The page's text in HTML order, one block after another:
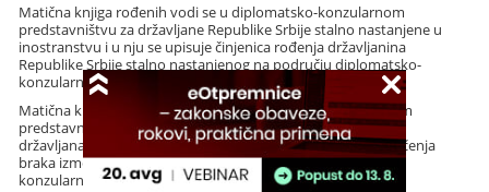
Matična knjiga rođenih vodi se u diplomatsko-konzularnom
predstavništvu za državljane Republike Srbije stalno nastanjene u
inostranstvu i u nju se upisuje činjenica rođenja državljanina
Republike Srbije stalno nastanjenog na području diplomatsko-
konzularnog predstavništva.
Matična knjiga venčanih vodi se u diplomatsko-konzularnom
predstavništvu koje je ovlašćeno da zaključuje brak između
državljana Republike Srbije i u nju se upisuje činjenica zaključenja
braka između državljana Republike Srbije u diplomatsko-
konzularnom predstavništvu.